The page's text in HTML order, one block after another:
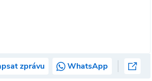
zprávu WhatsApp